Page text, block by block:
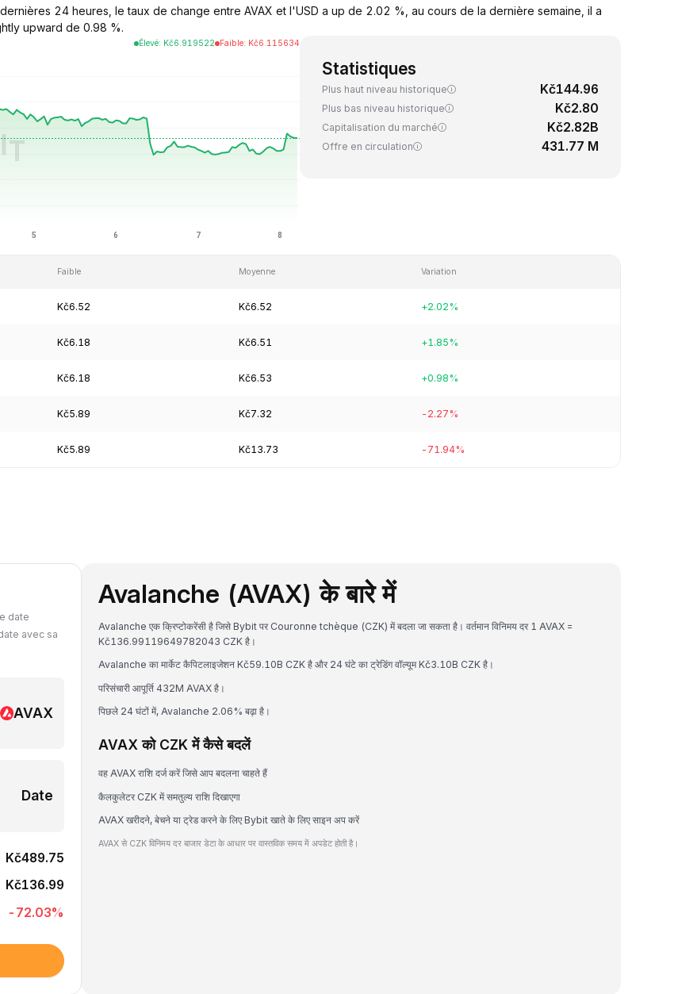
24 heures, le taux de change entre AVAX et l'USD a up de 2.02 %, au cours de la dernière semaine, il a
upward de 0.98 %.
Élevé: Kč6.919522 Faible: Kč6.115634
Statistiques
Plus haut niveau historique Kč144.96
Plus bas niveau historique Kč2.80
Capitalisation du marché Kč2.82B
Offre en circulation 431.77 M
Faible Moyenne Variation
Kč6.52 Kč6.52 +2.02%
Kč6.18 Kč6.51 +1.85%
Kč6.18 Kč6.53 +0.98%
Kč5.89 Kč7.32 -2.27%
Kč5.89 Kč13.73 -71.94%
date
avec sa
AVAX
Date
Kč489.75
Kč136.99
-72.03%
Avalanche (AVAX) के बारे में
Avalanche एक क्रिप्टोकरेंसी है जिसे Bybit पर Couronne tchèque (CZK) में बदला जा सकता है। वर्तमान विनिमय दर 1 AVAX =
Kč136.99119649782043 CZK है।
Avalanche का मार्केट कैपिटलाइजेशन Kč59.10B CZK है और 24 घंटे का ट्रेडिंग वॉल्यूम Kč3.10B CZK है।
परिसंचारी आपूर्ति 432M AVAX है।
पिछले 24 घंटों में, Avalanche 2.06% बढ़ा है।
AVAX को CZK में कैसे बदलें
वह AVAX राशि दर्ज करें जिसे आप बदलना चाहते हैं
कैलकुलेटर CZK में समतुल्य राशि दिखाएगा
AVAX खरीदने, बेचने या ट्रेड करने के लिए Bybit खाते के लिए साइन अप करें
AVAX से CZK विनिमय दर बाजार डेटा के आधार पर वास्तविक समय में अपडेट होती है।